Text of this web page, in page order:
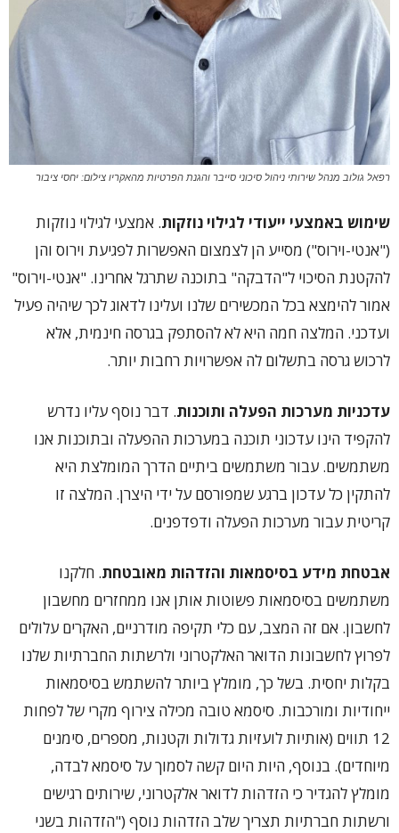
רפאל גולוב מנהל שירותי ניהול סיכוני סייבר והגנת הפרטיות מהאקריו צילום: יחסי ציבור
שימוש באמצעי ייעודי לגילוי נוזקות. אמצעי לגילוי נוזקות
("אנטי-וירוס") מסייע הן לצמצום האפשרות לפגיעת וירוס והן
להקטנת הסיכוי ל"הדבקה" בתוכנה שתרגל אחרינו. "אנטי-וירוס"
אמור להימצא בכל המכשירים שלנו ועלינו לדאוג לכך שיהיה פעיל
ועדכני. המלצה חמה היא לא להסתפק בגרסה חינמית, אלא
לרכוש גרסה בתשלום לה אפשרויות רחבות יותר.
עדכניות מערכות הפעלה ותוכנות. דבר נוסף עליו נדרש
להקפיד הינו עדכוני תוכנה במערכות ההפעלה ובתוכנות אנו
משתמשים. עבור משתמשים ביתיים הדרך המומלצת היא
להתקין כל עדכון ברגע שמפורסם על ידי היצרן. המלצה זו
קריטית עבור מערכות הפעלה ודפדפנים.
אבטחת מידע בסיסמאות והזדהות מאובטחת. חלקנו
משתמשים בסיסמאות פשוטות אותן אנו ממחזרים מחשבון
לחשבון. אם זה המצב, עם כלי תקיפה מודרניים, האקרים עלולים
לפרוץ לחשבונות הדואר האלקטרוני ולרשתות החברתיות שלנו
בקלות יחסית. בשל כך, מומלץ ביותר להשתמש בסיסמאות
ייחודיות ומורכבות. סיסמא טובה מכילה צירוף מקרי של לפחות
12 תווים (אותיות לועזיות גדולות וקטנות, מספרים, סימנים
מיוחדים). בנוסף, היות היום קשה לסמוך על סיסמא לבדה,
מומלץ להגדיר כי הזדהות לדואר אלקטרוני, שירותים רגישים
ורשתות חברתיות תצריך שלב הזדהות נוסף ("הזדהות בשני